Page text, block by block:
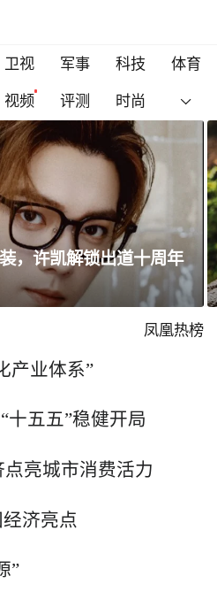
卫视 军事 科技
体育
视频 评测 时尚
，许凯解锁出道十周年
凤凰热榜
产业体系”
十五五”稳健开局
点亮城市消费活力
济亮点
”